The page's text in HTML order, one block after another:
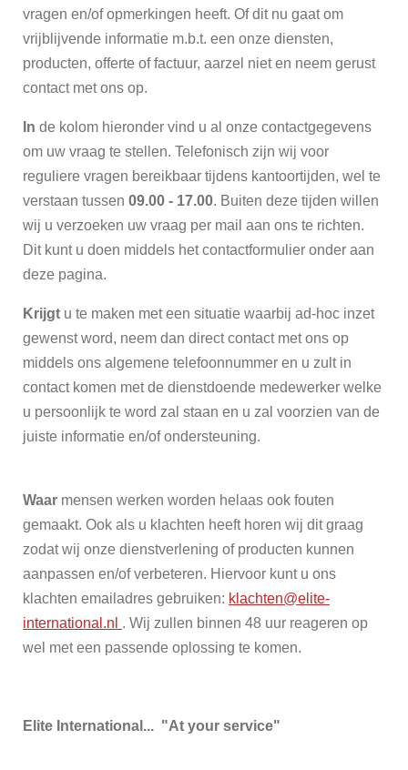
vragen en/of opmerkingen heeft. Of dit nu gaat om
vrijblijvende informatie m.b.t. een onze diensten,
producten, offerte of factuur, aarzel niet en neem gerust
contact met ons op.
In de kolom hieronder vind u al onze contactgegevens
om uw vraag te stellen. Telefonisch zijn wij voor
reguliere vragen bereikbaar tijdens kantoortijden, wel te
verstaan tussen 09.00 - 17.00. Buiten deze tijden willen
wij u verzoeken uw vraag per mail aan ons te richten.
Dit kunt u doen middels het contactformulier onder aan
deze pagina.
Krijgt u te maken met een situatie waarbij ad-hoc inzet
gewenst word, neem dan direct contact met ons op
middels ons algemene telefoonnummer en u zult in
contact komen met de dienstdoende medewerker welke
u persoonlijk te word zal staan en u zal voorzien van de
juiste informatie en/of ondersteuning.
Waar mensen werken worden helaas ook fouten
gemaakt. Ook als u klachten heeft horen wij dit graag
zodat wij onze dienstverlening of producten kunnen
aanpassen en/of verbeteren. Hiervoor kunt u ons
klachten emailadres gebruiken: klachten@elite-
international.nl . Wij zullen binnen 48 uur reageren op
wel met een passende oplossing te komen.
Elite International... "At your service"